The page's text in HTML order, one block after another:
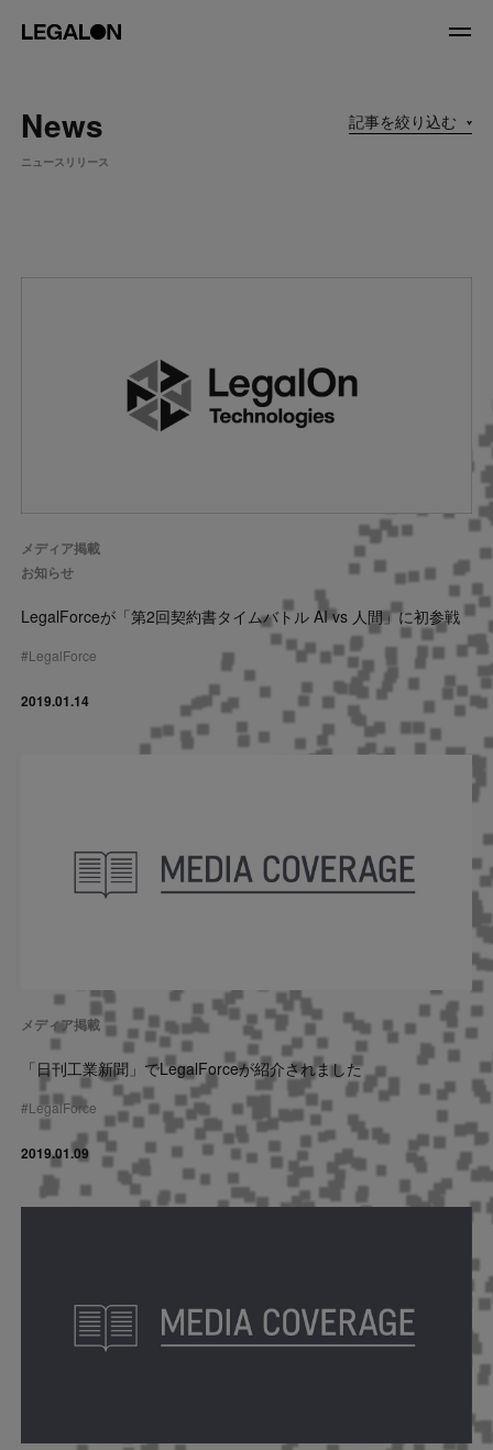
About
Service
US website
News
ニュースリリース
記事を絞り込む
メディア掲載
お知らせ
LegalForceが「第2回契約書タイムバトル AI vs 人間」に初参戦
#LegalForce
2019.01.14
メディア掲載
「日刊工業新聞」でLegalForceが紹介されました
#LegalForce
2019.01.09